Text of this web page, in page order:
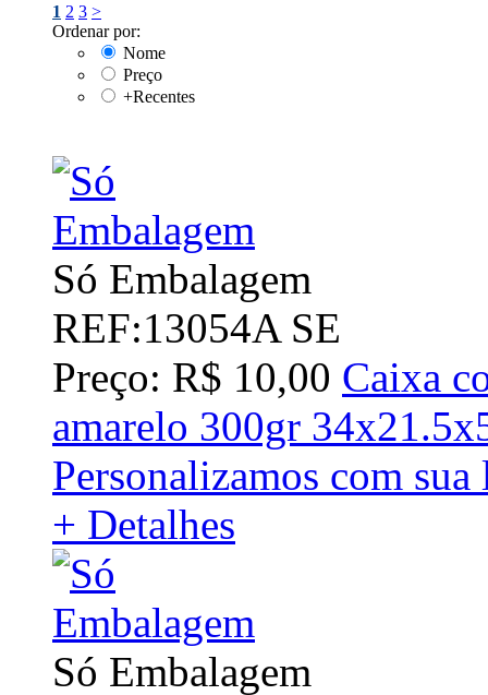
1 2 3 >
Ordenar por:
Nome
Preço
+Recentes
Só Embalagem
REF:13054A SE
Preço: R$ 10,00 Caixa
amarelo 300gr
Personalizamos com
+ Detalhes
Só Embalagem